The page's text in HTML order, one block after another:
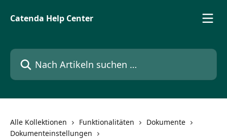
Catenda Help Center
Nach Artikeln suchen …
Alle Kollektionen Funktionalitäten
Dokumente
Dokumenteinstellungen